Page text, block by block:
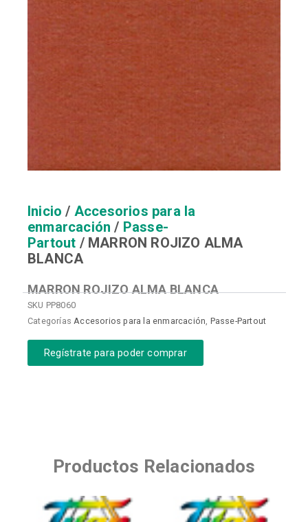
Inicio / Accesorios para la
enmarcación / Passe-
Partout / MARRON ROJIZO ALMA
BLANCA
MARRON ROJIZO ALMA BLANCA
SKU PP8060
Categorías Accesorios para la enmarcación, Passe-Partout
Regístrate para poder comprar
Productos Relacionados